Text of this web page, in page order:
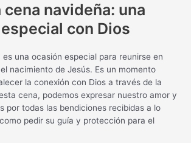
cena navideña: una
con Dios
una ocasión especial para reunirse en
nacimiento de Jesús. Es un momento
la conexión con Dios a través de la
cena, podemos expresar nuestro amor y
por todas las bendiciones recibidas a lo
pedir su guía y protección para el